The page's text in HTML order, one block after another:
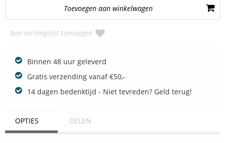
Aan verlanglijst toevoegen
Binnen 48 uur geleverd
Gratis verzending vanaf €50,-
14 dagen bedenktijd - Niet tevreden? Geld terug!
OPTIES DELEN